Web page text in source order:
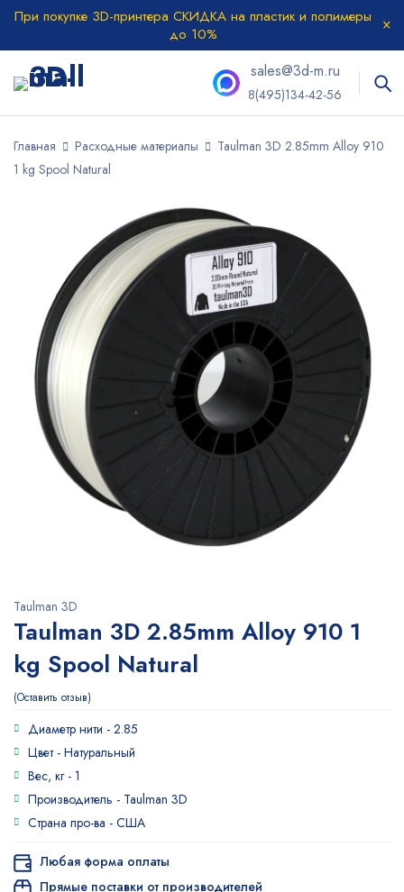
При покупке 3D-принтера СКИДКА на пластик и полимеры
до 10%
sales@3d-m.ru
8(495)134-42-56
Главная Расходные материалы
Taulman 3D 2.85mm Alloy 910 ​
1 kg Spool Natural
Taulman 3D
Taulman 3D 2.85mm Alloy 910 ​1
kg Spool Natural
Оставить отзыв
Диаметр нити - 2.85
Цвет - Натуральный
Вес, кг - 1
Производитель - Taulman 3D
Страна про-ва - США
Любая форма оплаты
Прямые поставки от производителей